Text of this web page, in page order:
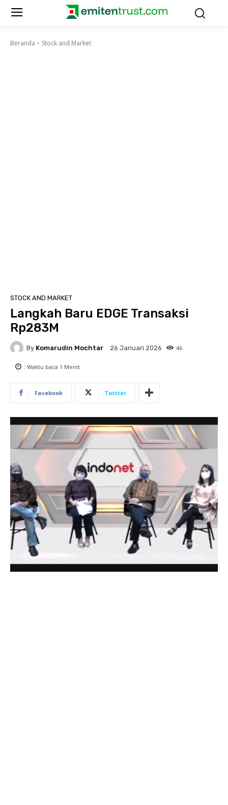
Beranda Stock and Market
STOCK AND MARKET
Langkah Baru EDGE Transaksi
Rp283M
By Komarudin Mochtar 26 Januari 2026 46
: Waktu baca 1 Menit
Facebook Twitter